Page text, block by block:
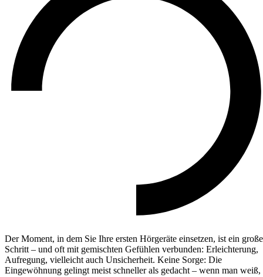
Der Moment, in dem Sie Ihre ersten Hörgeräte einsetzen, ist ein
Schritt – und oft mit gemischten Gefühlen verbunden: Erleichterung,
Aufregung, vielleicht auch Unsicherheit. Keine Sorge: Die
Eingewöhnung gelingt meist schneller als gedacht – wenn man weiß,